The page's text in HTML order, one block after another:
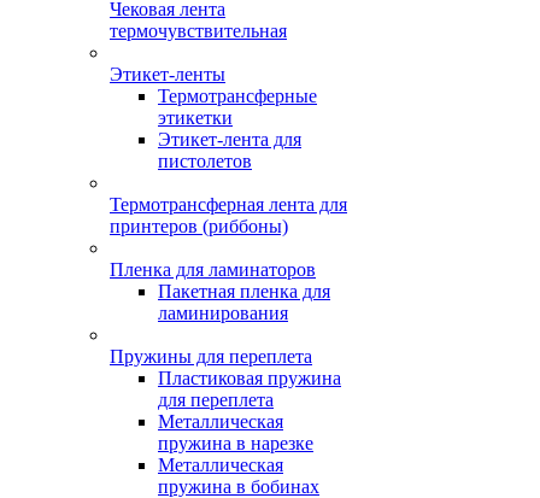
Чековая лента
термочувствительная
Этикет-ленты
Термотрансферные
этикетки
Этикет-лента для
пистолетов
Термотрансферная лента для
принтеров (риббоны)
Пленка для ламинаторов
Пакетная пленка для
ламинирования
Пружины для переплета
Пластиковая пружина
для переплета
Металлическая
пружина в нарезке
Металлическая
пружина в бобинах